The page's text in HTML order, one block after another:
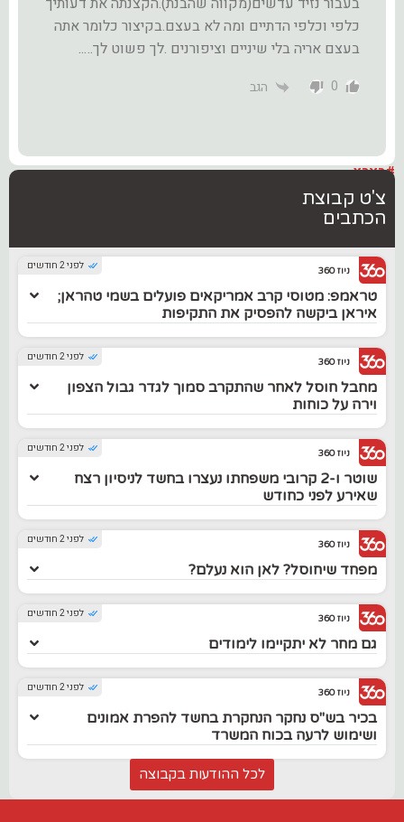
כלפי וכלפי הדתיים ומה לא בעצם.בקיצור כלומר אתה
בעצם אריה בלי שיניים וציפורנים .לך פשוט לך…..
0 הגב
#בארץ
צ'ט קבוצת
הכתבים
לפני 2 חודשים ניוז 360
טראמפ: מטוסי קרב אמריקאים פועלים בשמי טהראן;
איראן ביקשה להפסיק את התקיפות
לפני 2 חודשים ניוז 360
מחבל חוסל לאחר שהתקרב סמוך לגדר גבול הצפון
וירה על כוחות
לפני 2 חודשים ניוז 360
שוטר ו-2 קרובי משפחתו נעצרו בחשד לניסיון רצח
שאירע לפני כחודש
לפני 2 חודשים ניוז 360
מפחד שיחוסל? לאן הוא נעלם?
לפני 2 חודשים ניוז 360
גם מחר לא יתקיימו לימודים
לפני 2 חודשים ניוז 360
בכיר בש"ס נחקר הנחקרת בחשד להפרת אמונים
ושימוש לרעה בכוח המשרד
לכל ההודעות בקבוצה